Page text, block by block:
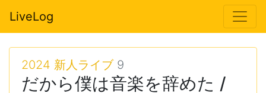
LiveLog
2024 新人ライブ9
だから僕は音楽を辞めた /